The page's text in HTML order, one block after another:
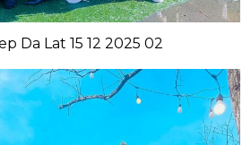
Da Lat 15 12 2025 02